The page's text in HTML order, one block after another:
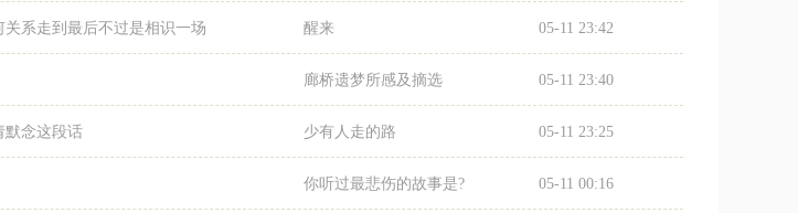
系走到最后不过是相识一场 醒来 05-11 23:42
廊桥遗梦所感及摘选 05-11 23:40
默念这段话 少有人走的路 05-11 23:25
你听过最悲伤的故事是? 05-11 00:16